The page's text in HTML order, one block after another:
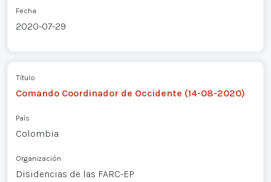
Fecha
2020-07-29
Título
Comando Coordinador de Occidente (14-08-2020)
País
Colombia
Organización
Disidencias de las FARC-EP